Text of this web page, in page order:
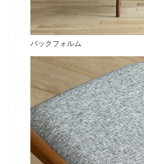
バックフォルム